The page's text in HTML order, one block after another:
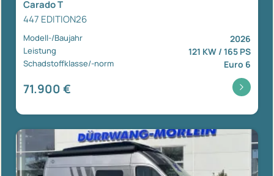
Carado T
447 EDITION26
Modell-/Baujahr 2026
Leistung 121 KW / 165 PS
Schadstoffklasse/-norm Euro 6
71.900 €